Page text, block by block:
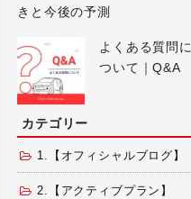
きと今後の予測
よくある質問に
ついて｜Q&A
カテゴリー
1.【オフィシャルブログ】
2.【アクティブプラン】